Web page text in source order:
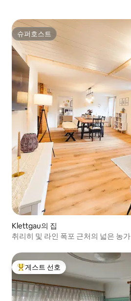
슈퍼호스트
슈퍼호스트
Klettgau의 집
취리히 및 라인 폭포 근처의 넓은 농가
상위 게스트 선호
게스트 선호